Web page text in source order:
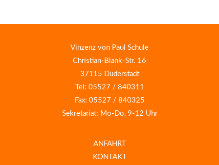
Vinzenz von Paul Schule
Christian-Blank-Str. 16
37115 Duderstadt
Tel: 05527 / 840311
Fax: 05527 / 840325
Sekretariat: Mo-Do, 9-12 Uhr
ANFAHRT
KONTAKT